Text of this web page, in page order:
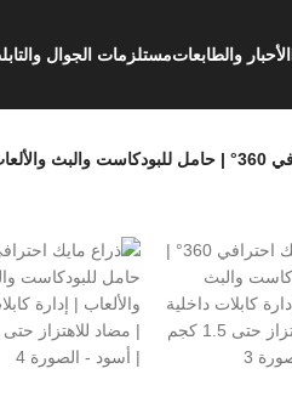
الأحبار والطابعاتمستلزمات الجوال
1.5 كجم | أسود